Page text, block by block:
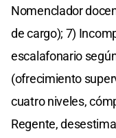
Nomenclador
de cargo); 7)
escalafonario
(ofrecimiento
cuatro niveles,
Regente,